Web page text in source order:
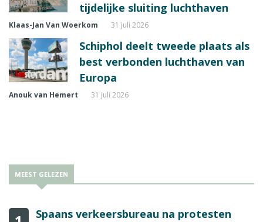
tijdelijke sluiting luchthaven
Klaas-Jan Van Woerkom 31 juli 2026
Schiphol deelt tweede plaats als
best verbonden luchthaven van
Europa
Anouk van Hemert 31 juli 2026
MEEST GELEZEN
Spaans verkeersbureau na protesten